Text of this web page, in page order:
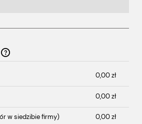
kosztów płatności
0,00 zł
0,00 zł
w siedzibie firmy) 0,00 zł